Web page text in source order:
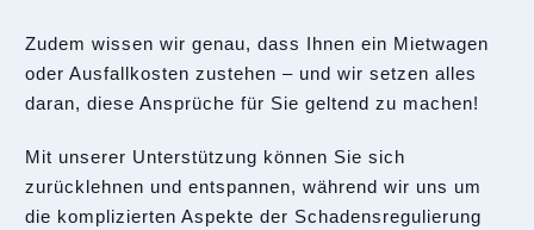
Zudem wissen wir genau, dass Ihnen ein Mietwagen
oder Ausfallkosten zustehen – und wir setzen alles
daran, diese Ansprüche für Sie geltend zu machen!
Mit unserer Unterstützung können Sie sich
zurücklehnen und entspannen, während wir uns um
die komplizierten Aspekte der Schadensregulierung